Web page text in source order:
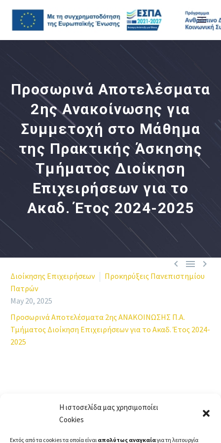
Η ιστοσελίδα μας χρησιμοποίει
Cookies
Εκτός από τα cookies τα οποία είναι απολύτως αναγκαίαγια τη λειτουργία
Προσωρινά Αποτελέσματα
2ης Ανακοίνωσης για
Συμμετοχή στο Μάθημα
της Πρακτικής Άσκησης
Τμήματος Διοίκηση
Επιχειρήσεων για το
Ακαδ. Έτος 2024-2025
  
Διοίκησης Επιχειρήσεων
Προκηρύξεις Πανεπιστημίου
Πατρών
May 20, 2025
Προσωρινά Αποτελέσματα 2ης ΑΝΑΚΟΙΝΩΣΗΣ Π.Α.
Τμήματος Διοίκηση Επιχειρήσεων για το Ακαδ. Έτος 2024-
2025